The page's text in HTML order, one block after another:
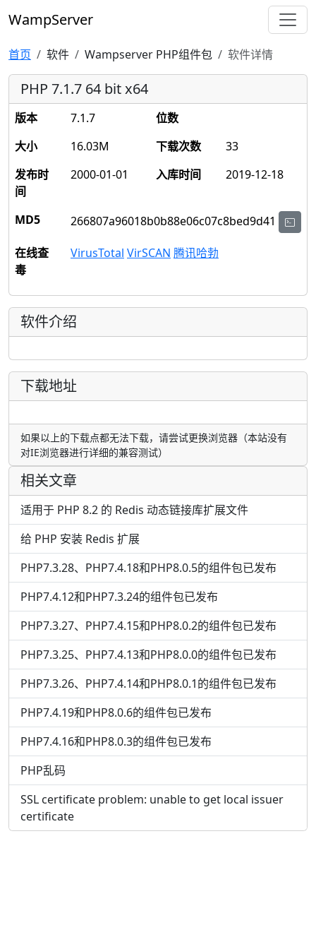
WampServer
首页 软件 Wampserver PHP组件包 软件详情
PHP 7.1.7 64 bit x64
版本 7.1.7
位数
大小
16.03M 下载次数
33
发布时
间
2000-01-01 入库时间 2019-12-18
MD5 266807a96018b0b88e06c07c8bed9d41
在线查
毒
VirusTotal VirSCAN 腾讯哈勃
软件介绍
下载地址
如果以上的下载点都无法下载，请尝试更换浏览器（本站没有
对IE浏览器进行详细的兼容测试）
相关文章
适用于 PHP 8.2 的 Redis 动态链接库扩展文件
给 PHP 安装 Redis 扩展
PHP7.3.28、PHP7.4.18和PHP8.0.5的组件包已发布
PHP7.4.12和PHP7.3.24的组件包已发布
PHP7.3.27、PHP7.4.15和PHP8.0.2的组件包已发布
PHP7.3.25、PHP7.4.13和PHP8.0.0的组件包已发布
PHP7.3.26、PHP7.4.14和PHP8.0.1的组件包已发布
PHP7.4.19和PHP8.0.6的组件包已发布
PHP7.4.16和PHP8.0.3的组件包已发布
PHP乱码
SSL certificate problem: unable to get local issuer
certificate